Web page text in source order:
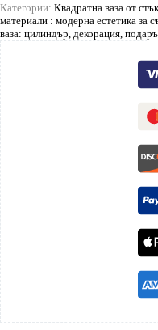
Категории: Квадратна ваза от
материали : модерна естетика за
ваза: цилиндър, декорация,